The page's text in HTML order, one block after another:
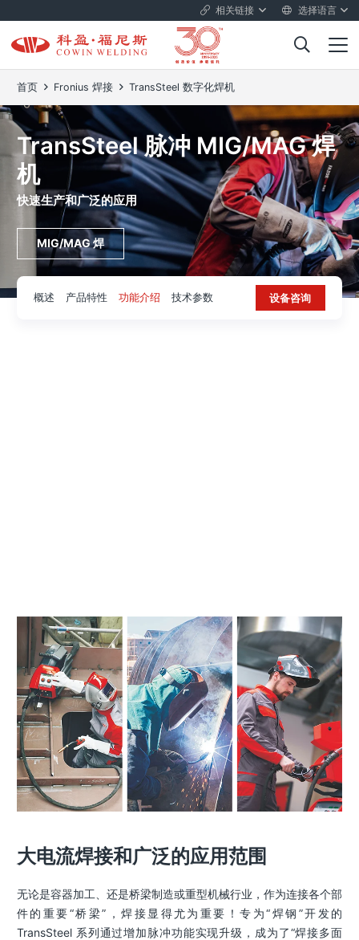
相关链接 选择语言
首页 Fronius 焊接 TransSteel 数字化焊机
TransSteel 脉冲 MIG/MAG 焊
机
快速生产和广泛的应用
MIG/MAG 焊
概述 产品特性 功能介绍 技术参数 设备咨询
大电流焊接和广泛的应用范围
无论是容器加工、还是桥梁制造或重型机械行业，作为连接各个部
件的重要“桥梁”，焊接显得尤为重要！专为“焊钢”开发的
TransSteel 系列通过增加脉冲功能实现升级，成为了“焊接多面